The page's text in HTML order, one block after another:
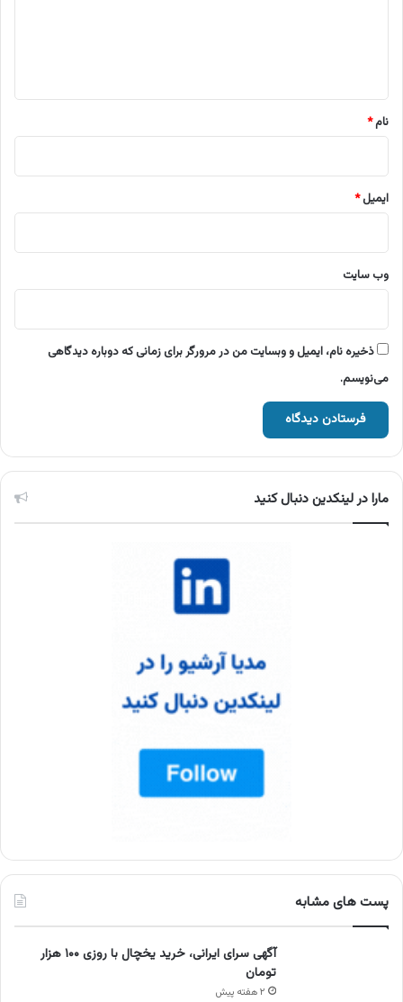
نام*
ایمیل*
وب‌ سایت
ذخیره نام، ایمیل و وبسایت من در مرورگر برای زمانی که دوباره دیدگاهی
می‌نویسم.
مارا در لینکدین دنبال کنید
پست های مشابه
آگهی سرای ایرانی، خرید یخچال با روزی ۱۰۰ هزار
تومان
۲ هفته پیش